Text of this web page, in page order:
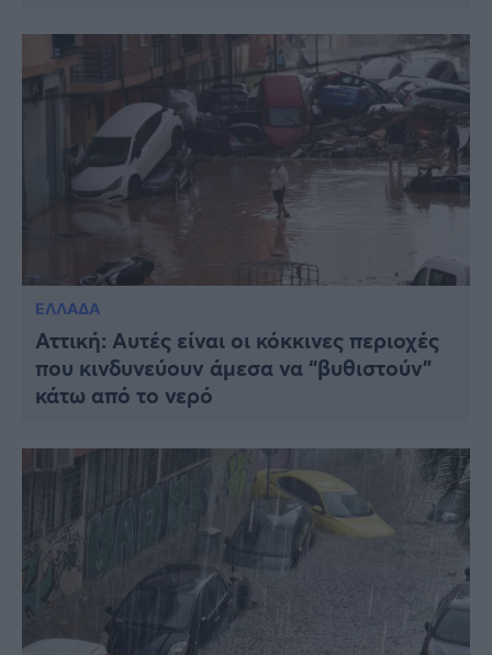
ΕΛΛΑΔΑ
Αττική: Αυτές είναι οι κόκκινες περιοχές
που κινδυνεύουν άμεσα να “βυθιστούν”
κάτω από το νερό